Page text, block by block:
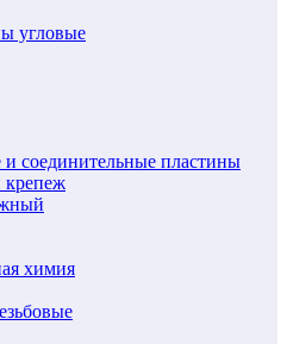
угловые
соединительные пластины
химия